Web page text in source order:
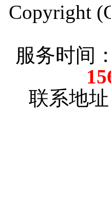
Copyright
服务时间：
联系地